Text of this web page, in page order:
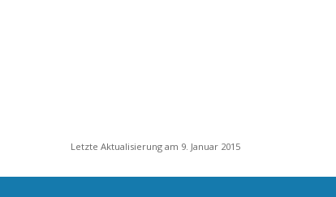
Letzte Aktualisierung am 9. Januar 2015